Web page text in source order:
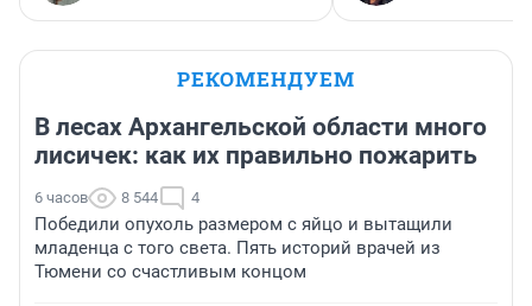
РЕКОМЕНДУЕМ
В лесах Архангельской области много
лисичек: как их правильно пожарить
6 часов 8 544 4
Победили опухоль размером с яйцо и вытащили
младенца с того света. Пять историй врачей из
Тюмени со счастливым концом